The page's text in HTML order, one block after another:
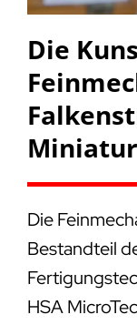
Die
Die
Bestandteil
HSA